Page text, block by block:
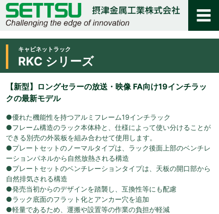
キャビネットラック
RKC シリーズ
【新型】ロングセラーの放送・映像 FA向け19インチラッ
クの最新モデル
●優れた機能性を持つアルミフレーム19インチラック
●フレーム構造のラック本体枠と、仕様によって使い分けることが
できる別売の外装板を組み合わせて使用します。
●プレートセットのノーマルタイプは、ラック後面上部のベンチレ
ーションパネルから自然放熱される構造
●プレートセットのベンチレーションタイプは、天板の開口部から
自然排気される構造
●発売当初からのデザインを踏襲し、互換性等にも配慮
●ラック底面のフラット化とアンカー穴を追加
●軽量であるため、運搬や設置等の作業の負担が軽減